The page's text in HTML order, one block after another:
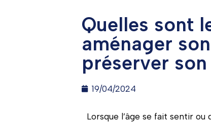
Quelles sont
aménager
préserver
19/04/2024
Lorsque l’âge se fait sentir